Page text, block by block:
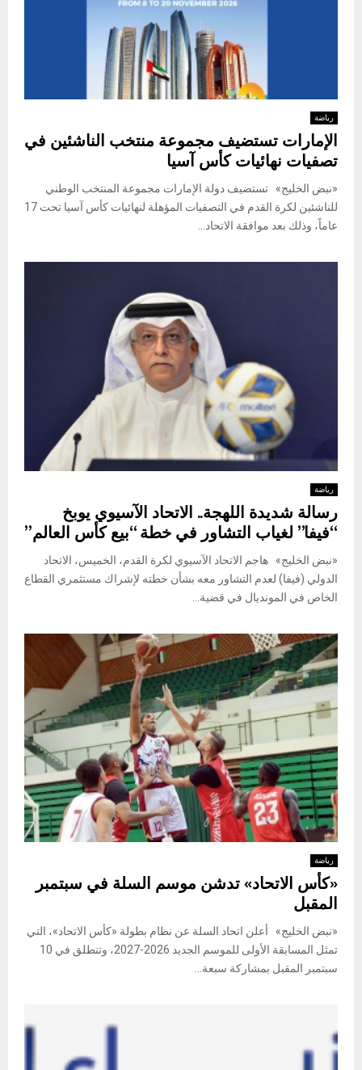
رياضة
الإمارات تستضيف مجموعة منتخب الناشئين في
تصفيات نهائيات كأس آسيا
«نبض الخليج» تستضيف دولة الإمارات مجموعة المنتخب الوطني
للناشئين لكرة القدم في التصفيات المؤهلة لنهائيات كأس آسيا تحت 17
عاماً، وذلك بعد موافقة الاتحاد...
رياضة
رسالة شديدة اللهجة.. الاتحاد الآسيوي يوبخ
“فيفا” لغياب التشاور في خطة “بيع كأس العالم”
«نبض الخليج» هاجم الاتحاد الآسيوي لكرة القدم، الخميس، الاتحاد
الدولي (فيفا) لعدم التشاور معه بشأن خطته لإشراك مستثمري القطاع
الخاص في المونديال في قضية...
رياضة
«كأس الاتحاد» تدشن موسم السلة في سبتمبر
المقبل
«نبض الخليج» أعلن اتحاد السلة عن نظام بطولة «كأس الاتحاد»، التي
تمثل المسابقة الأولى للموسم الجديد 2026-2027، وتنطلق في 10
سبتمبر المقبل بمشاركة سبعة...